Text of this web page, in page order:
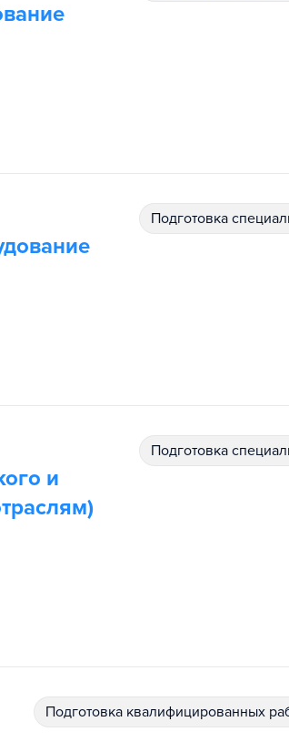
подготовка
и
подготовка
подготовка квалифицированных